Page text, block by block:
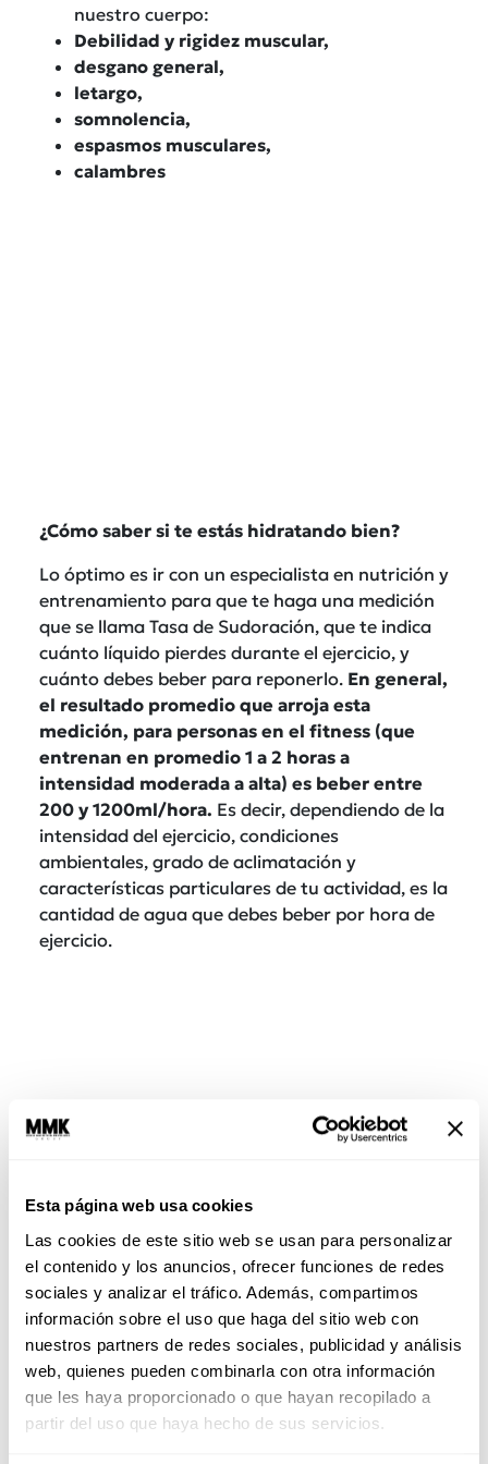
Esta página web usa cookies
Las cookies de este sitio web se usan para personalizar
el contenido y los anuncios, ofrecer funciones de redes
sociales y analizar el tráfico. Además, compartimos
información sobre el uso que haga del sitio web con
nuestros partners de redes sociales, publicidad y análisis
web, quienes pueden combinarla con otra información
que les haya proporcionado o que hayan recopilado a
partir del uso que haya hecho de sus servicios.
nuestro cuerpo:
Debilidad y rigidez muscular,
desgano general,
letargo,
somnolencia,
espasmos musculares,
calambres
¿Cómo saber si te estás hidratando bien?
Lo óptimo es ir con un especialista en nutrición y
entrenamiento para que te haga una medición
que se llama Tasa de Sudoración, que te indica
cuánto líquido pierdes durante el ejercicio, y
cuánto debes beber para reponerlo. En general,
el resultado promedio que arroja esta
medición, para personas en el fitness (que
entrenan en promedio 1 a 2 horas a
intensidad moderada a alta) es beber entre
200 y 1200ml/hora. Es decir, dependiendo de la
intensidad del ejercicio, condiciones
ambientales, grado de aclimatación y
características particulares de tu actividad, es la
cantidad de agua que debes beber por hora de
ejercicio.
Tips para una buena hidratación ¡Y básico si
eres FIT!: